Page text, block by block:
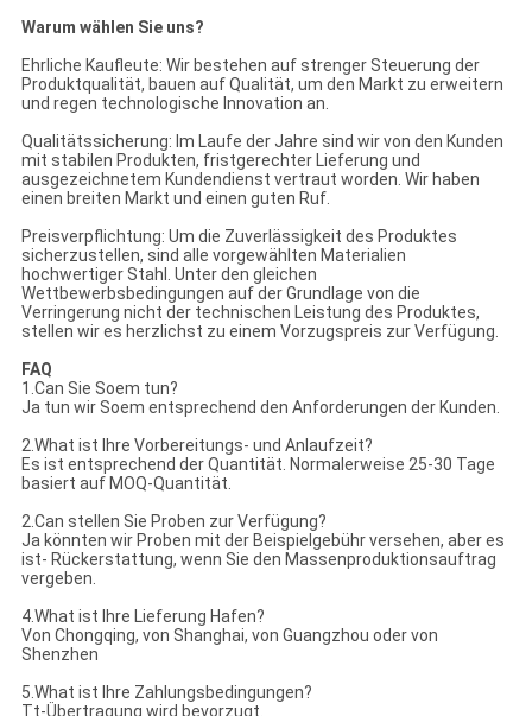
Warum wählen Sie uns?
Ehrliche Kaufleute: Wir bestehen auf strenger Steuerung der
Produktqualität, bauen auf Qualität, um den Markt zu erweitern
und regen technologische Innovation an.
Qualitätssicherung: Im Laufe der Jahre sind wir von den Kunden
mit stabilen Produkten, fristgerechter Lieferung und
ausgezeichnetem Kundendienst vertraut worden. Wir haben
einen breiten Markt und einen guten Ruf.
Preisverpflichtung: Um die Zuverlässigkeit des Produktes
sicherzustellen, sind alle vorgewählten Materialien
hochwertiger Stahl. Unter den gleichen
Wettbewerbsbedingungen auf der Grundlage von die
Verringerung nicht der technischen Leistung des Produktes,
stellen wir es herzlichst zu einem Vorzugspreis zur Verfügung.
FAQ
1.Can Sie Soem tun?
Ja tun wir Soem entsprechend den Anforderungen der Kunden.
2.What ist Ihre Vorbereitungs- und Anlaufzeit?
Es ist entsprechend der Quantität. Normalerweise 25-30 Tage
basiert auf MOQ-Quantität.
2.Can stellen Sie Proben zur Verfügung?
Ja könnten wir Proben mit der Beispielgebühr versehen, aber es
ist- Rückerstattung, wenn Sie den Massenproduktionsauftrag
vergeben.
4.What ist Ihre Lieferung Hafen?
Von Chongqing, von Shanghai, von Guangzhou oder von
Shenzhen
5.What ist Ihre Zahlungsbedingungen?
Tt-Übertragung wird bevorzugt.